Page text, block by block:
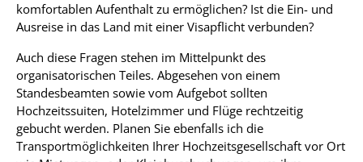
komfortablen Aufenthalt zu ermöglichen? Ist die Ein- und
Ausreise in das Land mit einer Visapflicht verbunden?
Auch diese Fragen stehen im Mittelpunkt des
organisatorischen Teiles. Abgesehen von einem
Standesbeamten sowie vom Aufgebot sollten
Hochzeitssuiten, Hotelzimmer und Flüge rechtzeitig
gebucht werden. Planen Sie ebenfalls ich die
Transportmöglichkeiten Ihrer Hochzeitsgesellschaft vor Ort